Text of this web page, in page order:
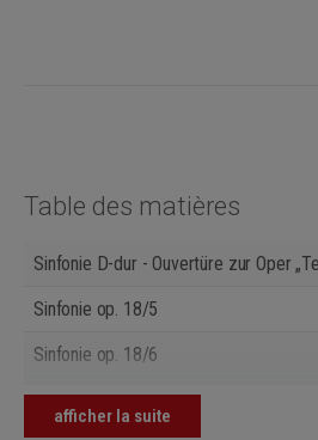
Table des matières
Sinfonie D-dur - Ouvertüre zur Oper
Sinfonie op. 18/5
Sinfonie op. 18/6
Sinfonie op. 21/1
afficher la suite